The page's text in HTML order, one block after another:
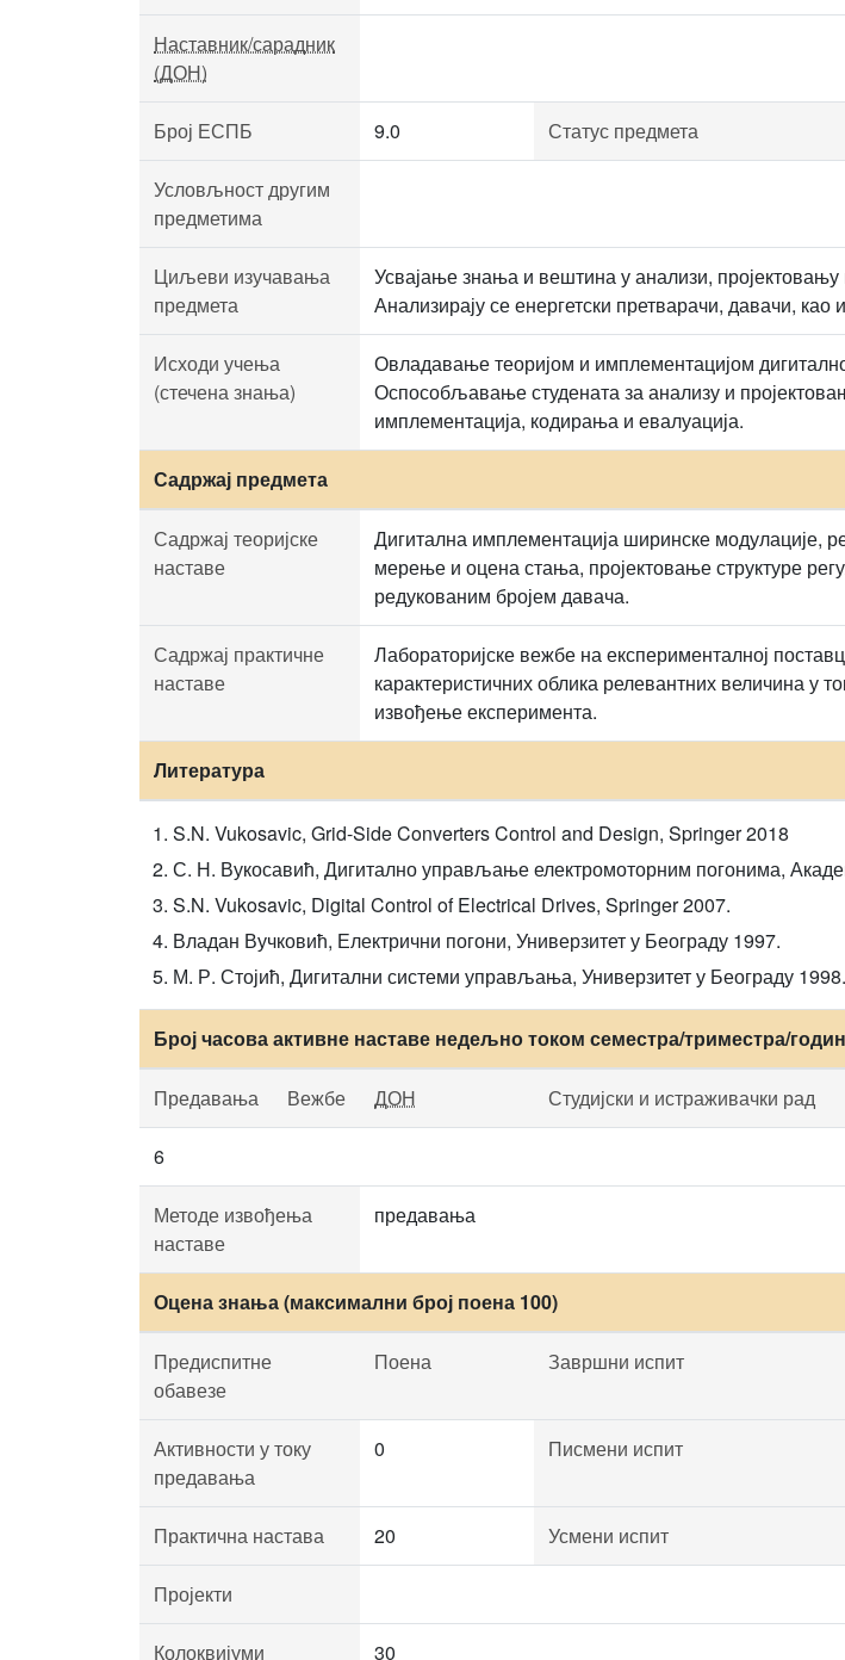
Наставник/сарадник
(ДОН)
Број ЕСПБ 9.0 Статус предмета
Условљност другим
предметима
Циљеви изучавања
предмета
Усвајање знања и вештина у анализи,
Анализирају се енергетски претварачи, давачи,
Исходи учења
(стечена знања)
Овладавање теоријом и имплементацијом
Оспособљавање студената за анализу и
имплементација, кодирања и евалуација.
Садржај предмета
Садржај теоријске
наставе
Дигитална имплементација ширинске модулације,
мерење и оцена стања, пројектовање структуре
редукованим бројем давача.
Садржај практичне
наставе
Лабораторијске вежбе на експерименталној
карактеристичних облика релевантних величина
извођење експеримента.
Литература
S.N. Vukosavic, Grid-Side Converters Control and Design, Springer 2018
С. Н. Вукосавић, Дигитално управљање електромоторним погонима,
S.N. Vukosavic, Digital Control of Electrical Drives, Springer 2007.
Владан Вучковић, Електрични погони, Универзитет у Београду 1997.
М. Р. Стојић, Дигитални системи управљања, Универзитет у Београду 1998.
Број часова активне наставе недељно током семестра/триместра/
Предавања Вежбе ДОН Студијски и истраживачки рад
6
Методе извођења
наставе
предавања
Оцена знања (максимални број поена 100)
Предиспитне
обавезе
Поена Завршни испит
Активности у току
предавања
0 Писмени испит
Практична настава 20 Усмени испит
Пројекти
Колоквијуми 30